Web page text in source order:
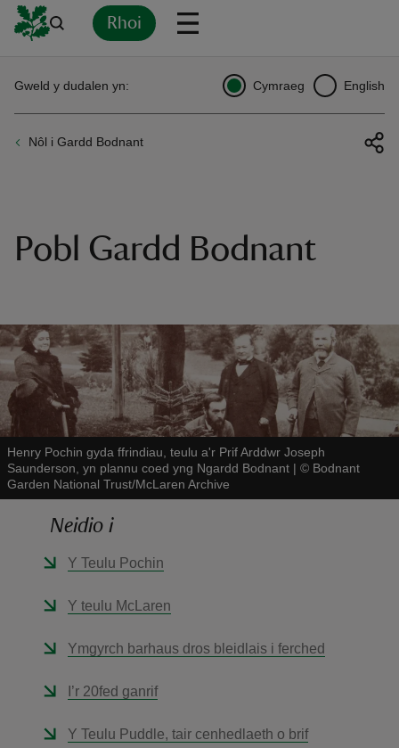
Rhoi
Nôl i Gardd Bodnant
Gweld y dudalen yn: Cymraeg English
Pobl Gardd Bodnant
Henry Pochin gyda ffrindiau, teulu a'r Prif Arddwr Joseph
Saunderson, yn plannu coed yng Ngardd Bodnant | © Bodnant
Garden National Trust/McLaren Archive
Neidio i
Y Teulu Pochin
Y teulu McLaren
Ymgyrch barhaus dros bleidlais i ferched
I’r 20fed ganrif
Y Teulu Puddle, tair cenhedlaeth o brif